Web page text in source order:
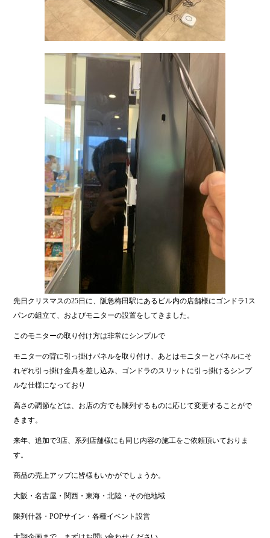
先日クリスマスの25日に、阪急梅田駅にあるビル内の店舗様にゴンドラ1ス
パンの組立て、およびモニターの設置をしてきました。
このモニターの取り付け方は非常にシンプルで
モニターの背に引っ掛けパネルを取り付け、あとはモニターとパネルにそ
れぞれ引っ掛け金具を差し込み、ゴンドラのスリットに引っ掛けるシンプ
ルな仕様になっており
高さの調節などは、お店の方でも陳列するものに応じて変更することがで
きます。
来年、追加で3店、系列店舗様にも同じ内容の施工をご依頼頂いておりま
す。
商品の売上アップに皆様もいかがでしょうか。
大阪・名古屋・関西・東海・北陸・その他地域
陳列什器・POPサイン・各種イベント設営